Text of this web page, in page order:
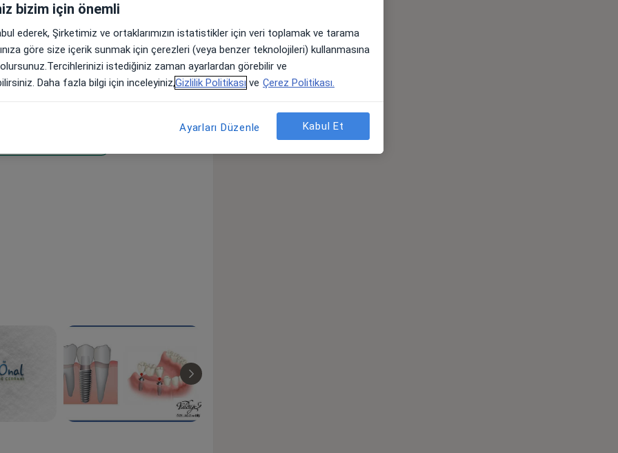
İstanbul Üniversitesi Diş
lisans tezini tamamlayarak
Üniversitesi Diş Hekimliği
nda başladığı uzmanlık eğitimini,
bilim doktoru ve Ağız, Diş ve
Hekimliği Üzerine Hizmet Veren
ve Diş Sağlığı Polikliniği’ni
hizmet vermeye devam
bizim için önemli
ederek, Şirketimiz ve ortaklarımızın istatistikler için veri toplamak ve tarama
göre size içerik sunmak için çerezleri (veya benzer teknolojileri) kullanmasına
istediğiniz zaman ayarlardan görebilir ve
Daha fazla bilgi için inceleyiniz,Gizlilik Politikası ve Çerez Politikası.
Ayarları Düzenle Kabul Et